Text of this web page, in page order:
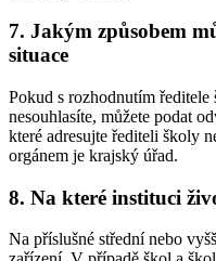
7. Jakým způsobem
situace
Pokud s rozhodnutím
nesouhlasíte, můžete podat
které adresujte řediteli školy
orgánem je krajský úřad.
8. Na které instituci
Na příslušné střední nebo